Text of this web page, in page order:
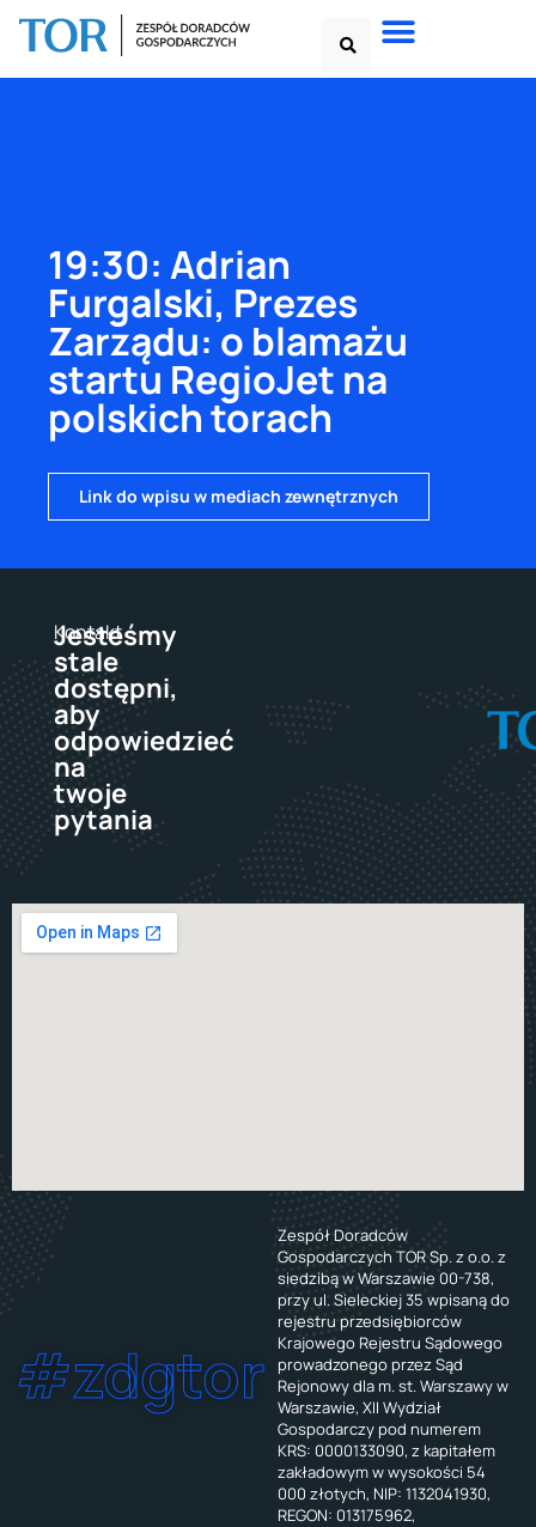
19:30: Adrian
Furgalski, Prezes
Zarządu: o blamażu
startu RegioJet na
polskich torach
Link do wpisu w mediach zewnętrznych
Kontakt
Jesteśmy
stale
dostępni,
aby
odpowiedzieć
na
twoje
pytania
#zdgtor
Zespół Doradców
Gospodarczych TOR Sp. z o.o. z
siedzibą w Warszawie 00-738,
przy ul. Sieleckiej 35 wpisaną do
rejestru przedsiębiorców
Krajowego Rejestru Sądowego
prowadzonego przez Sąd
Rejonowy dla m. st. Warszawy w
Warszawie, XII Wydział
Gospodarczy pod numerem
KRS: 0000133090, z kapitałem
zakładowym w wysokości 54
000 złotych, NIP: 1132041930,
REGON: 013175962,